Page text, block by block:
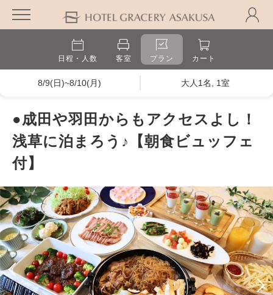
日程・人数 客室 プラン カート
8/9(日)~8/10(月) 大人1名, 1室
●成田や羽田からもアクセスよし！
浅草に泊まろう♪【朝食ビュッフェ
付】